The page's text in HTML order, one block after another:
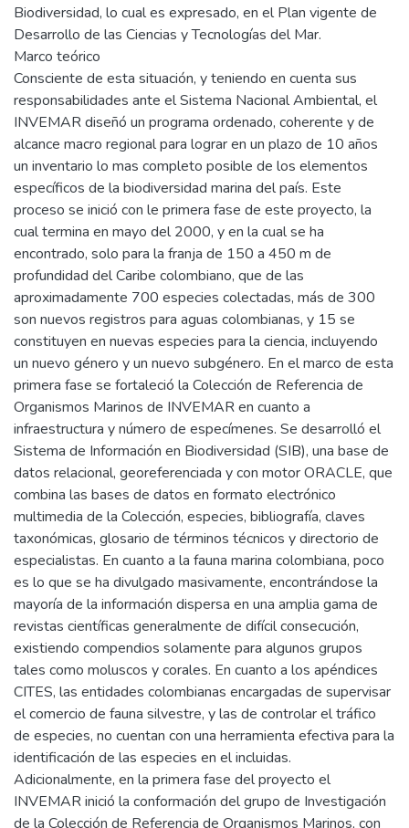
Biodiversidad, lo cual es expresado, en el Plan vigente de
Desarrollo de las Ciencias y Tecnologías del Mar.
Marco teórico
Consciente de esta situación, y teniendo en cuenta sus
responsabilidades ante el Sistema Nacional Ambiental, el
INVEMAR diseñó un programa ordenado, coherente y de
alcance macro regional para lograr en un plazo de 10 años
un inventario lo mas completo posible de los elementos
específicos de la biodiversidad marina del país. Este
proceso se inició con le primera fase de este proyecto, la
cual termina en mayo del 2000, y en la cual se ha
encontrado, solo para la franja de 150 a 450 m de
profundidad del Caribe colombiano, que de las
aproximadamente 700 especies colectadas, más de 300
son nuevos registros para aguas colombianas, y 15 se
constituyen en nuevas especies para la ciencia, incluyendo
un nuevo género y un nuevo subgénero. En el marco de esta
primera fase se fortaleció la Colección de Referencia de
Organismos Marinos de INVEMAR en cuanto a
infraestructura y número de especímenes. Se desarrolló el
Sistema de Información en Biodiversidad (SIB), una base de
datos relacional, georeferenciada y con motor ORACLE, que
combina las bases de datos en formato electrónico
multimedia de la Colección, especies, bibliografía, claves
taxonómicas, glosario de términos técnicos y directorio de
especialistas. En cuanto a la fauna marina colombiana, poco
es lo que se ha divulgado masivamente, encontrándose la
mayoría de la información dispersa en una amplia gama de
revistas científicas generalmente de difícil consecución,
existiendo compendios solamente para algunos grupos
tales como moluscos y corales. En cuanto a los apéndices
CITES, las entidades colombianas encargadas de supervisar
el comercio de fauna silvestre, y las de controlar el tráfico
de especies, no cuentan con una herramienta efectiva para la
identificación de las especies en el incluidas.
Adicionalmente, en la primera fase del proyecto el
INVEMAR inició la conformación del grupo de Investigación
de la Colección de Referencia de Organismos Marinos, con